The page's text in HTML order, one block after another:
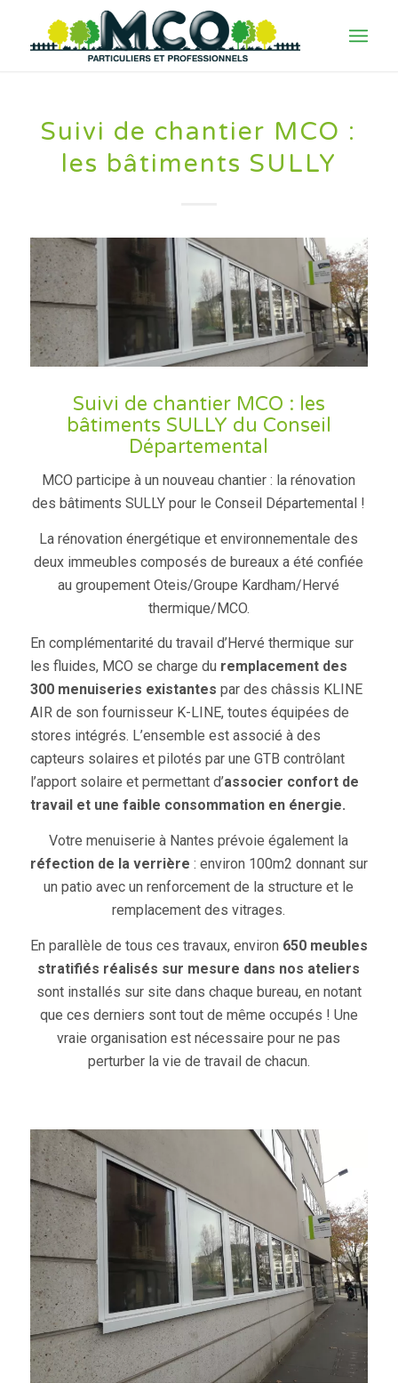
Suivi de chantier MCO :
les bâtiments SULLY
Suivi de chantier MCO : les
bâtiments SULLY du Conseil
Départemental
MCO participe à un nouveau chantier : la rénovation
des bâtiments SULLY pour le Conseil Départemental !
La rénovation énergétique et environnementale des
deux immeubles composés de bureaux a été confiée
au groupement Oteis/Groupe Kardham/Hervé
thermique/MCO.
En complémentarité du travail d’Hervé thermique sur
les fluides, MCO se charge du remplacement des
300 menuiseries existantes par des châssis KLINE
AIR de son fournisseur K-LINE, toutes équipées de
stores intégrés. L’ensemble est associé à des
capteurs solaires et pilotés par une GTB contrôlant
l’apport solaire et permettant d’associer confort de
travail et une faible consommation en énergie.
Votre menuiserie à Nantes prévoie également la
réfection de la verrière : environ 100m2 donnant sur
un patio avec un renforcement de la structure et le
remplacement des vitrages.
En parallèle de tous ces travaux, environ 650 meubles
stratifiés réalisés sur mesure dans nos ateliers
sont installés sur site dans chaque bureau, en notant
que ces derniers sont tout de même occupés ! Une
vraie organisation est nécessaire pour ne pas
perturber la vie de travail de chacun.